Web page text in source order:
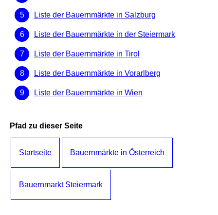
Liste der Bauernmärkte in Salzburg
Liste der Bauernmärkte in der Steiermark
Liste der Bauernmärkte in Tirol
Liste der Bauernmärkte in Vorarlberg
Liste der Bauernmärkte in Wien
Pfad zu dieser Seite
Startseite Bauernmärkte in Österreich
Bauernmarkt Steiermark